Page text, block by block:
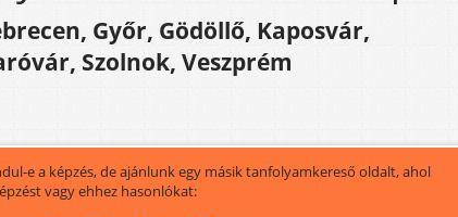
Győr, Gödöllő, Kaposvár,
Szolnok, Veszprém
e a képzés, de ajánlunk egy másik tanfolyamkereső oldalt, ahol
vagy ehhez hasonlókat: